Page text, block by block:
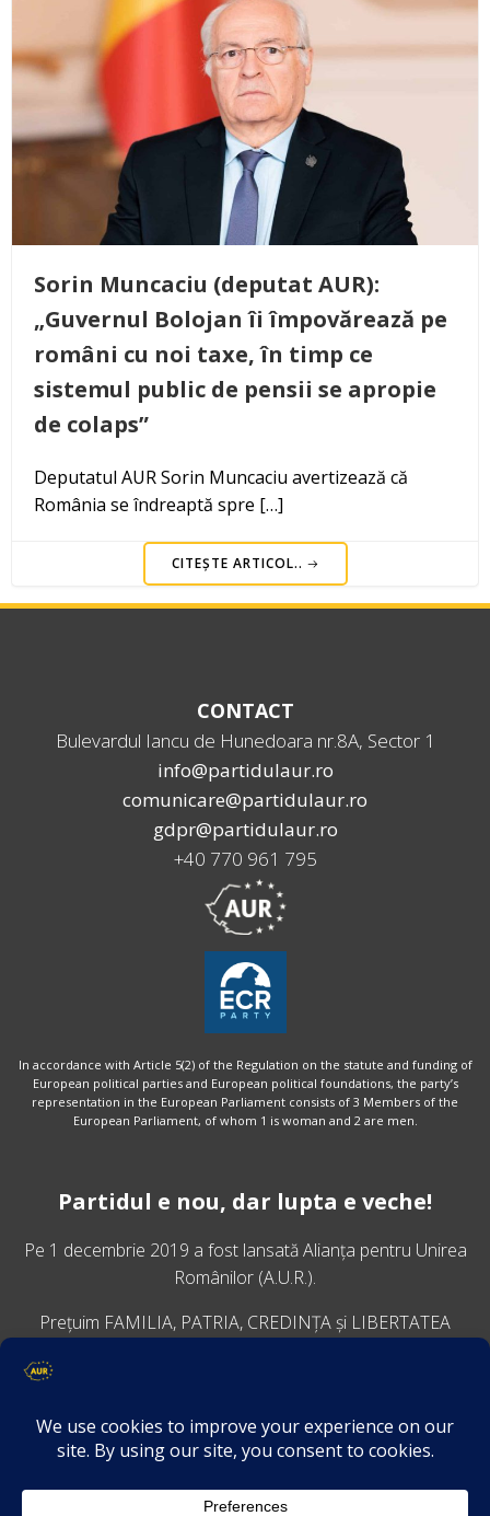
Sorin Muncaciu (deputat AUR):
„Guvernul Bolojan îi împovărează pe
români cu noi taxe, în timp ce
sistemul public de pensii se apropie
de colaps”
Deputatul AUR Sorin Muncaciu avertizează că
România se îndreaptă spre […]
CITEȘTE ARTICOL..
CONTACT
Bulevardul Iancu de Hunedoara nr.8A, Sector 1
info@partidulaur.ro
comunicare@partidulaur.ro
gdpr@partidulaur.ro
+40 770 961 795
In accordance with Article 5(2) of the Regulation on the statute and funding of
European political parties and European political foundations, the party’s
representation in the European Parliament consists of 3 Members of the
European Parliament, of whom 1 is woman and 2 are men.
Partidul e nou, dar lupta e veche!
Pe 1 decembrie 2019 a fost lansatăAlianța pentru Unirea
Românilor (A.U.R.).
Prețuim FAMILIA, PATRIA, CREDINȚA și LIBERTATEA
VINO ALĂTURI DE NOI
Descarcă aplicația Platforma AUR